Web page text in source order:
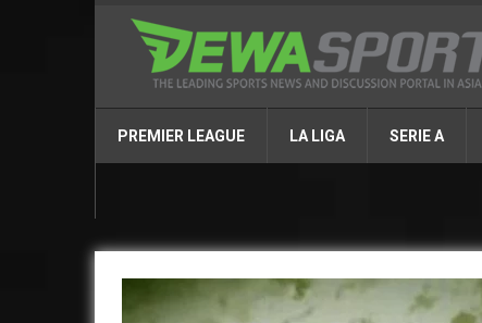
PREMIER LEAGUE LA LIGA SERIE A